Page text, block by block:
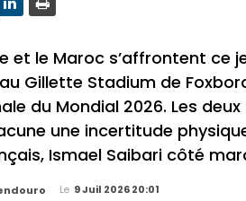
et le Maroc s’affrontent ce
Gillette Stadium de
du Mondial 2026. Les
une incertitude
Ismael Saibari côté
Le 9 Juil 2026 20:01